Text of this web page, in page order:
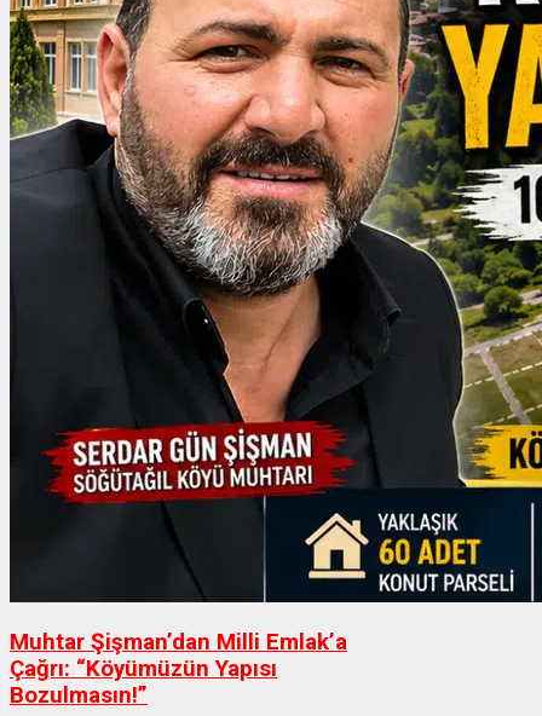
Muhtar Şişman’dan Milli Emlak’a
Çağrı: “Köyümüzün Yapısı
Bozulmasın!”